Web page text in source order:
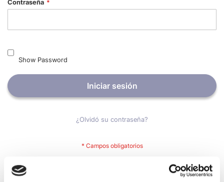
Contraseña
Show Password
Iniciar sesión
¿Olvidó su contraseña?
Nuevos clientes